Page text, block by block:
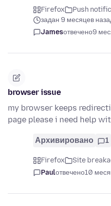
Firefox
Push
задан 9 месяцев
Jamesотвечено9
browser issue
my browser keeps
page please i need help
Архивировано 1
Firefox Site
Paulотвечено10